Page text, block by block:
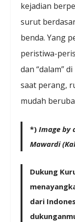
kejadian
surut
benda. Yang
peristiwa-
dan “dalam”
saat perang,
mudah
*)Image by
Mawardi
Dukung
dari